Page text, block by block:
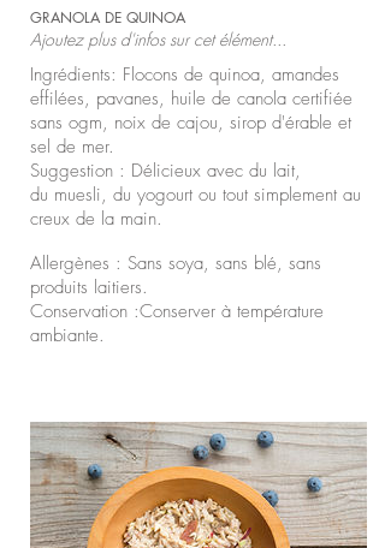
GRANOLA DE QUINOA
Ajoutez plus d'infos sur cet élément...
Ingrédients: Flocons de quinoa, amandes
effilées, pavanes, huile de canola certifiée
sans ogm, noix de cajou, sirop d'érable et
sel de mer.
Suggestion : Délicieux avec du lait,
du muesli, du yogourt ou tout simplement au
creux de la main.
Allergènes : Sans soya, sans blé, sans
produits laitiers.
Conservation :Conserver à température
ambiante.